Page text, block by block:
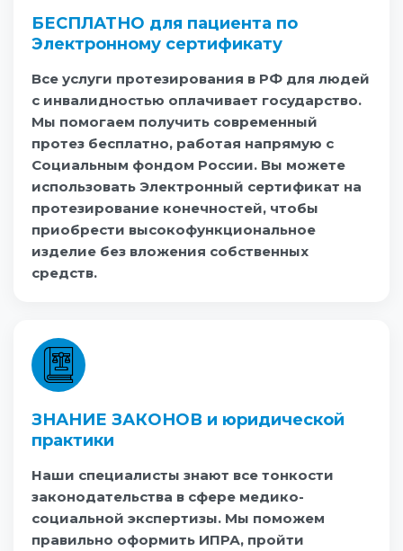
БЕСПЛАТНО для пациента по
Электронному сертификату
Все услуги протезирования в РФ для людей
с инвалидностью оплачивает государство.
Мы помогаем получить современный
протез бесплатно, работая напрямую с
Социальным фондом России. Вы можете
использовать Электронный сертификат на
протезирование конечностей, чтобы
приобрести высокофункциональное
изделие без вложения собственных
средств.
ЗНАНИЕ ЗАКОНОВ и юридической
практики
Наши специалисты знают все тонкости
законодательства в сфере медико-
социальной экспертизы. Мы поможем
правильно оформить ИПРА, пройти